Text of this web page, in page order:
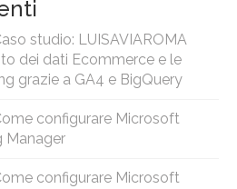
studio: LUISAVIAROMA
dei dati Ecommerce e le
grazie a GA4 e BigQuery
configurare Microsoft
Manager
configurare Microsoft